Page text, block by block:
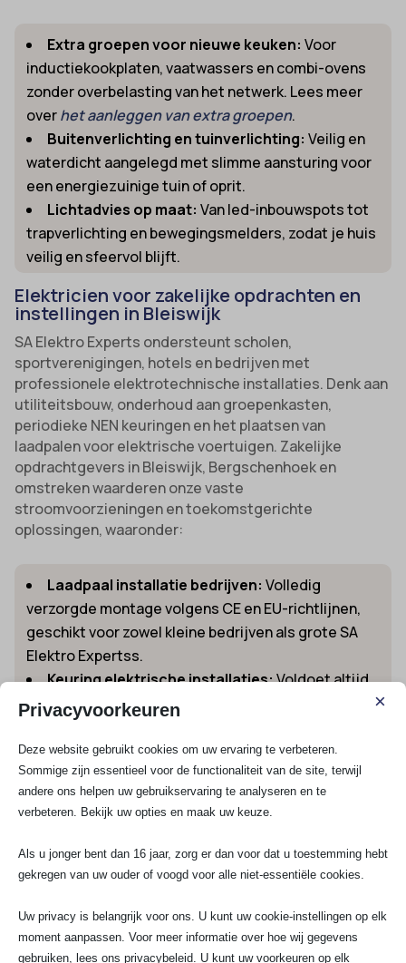
Extra groepen voor nieuwe keuken: Voor
inductiekookplaten, vaatwassers en combi-ovens
zonder overbelasting van het netwerk. Lees meer
overhet aanleggen van extra groepen.
Buitenverlichting en tuinverlichting: Veilig en
waterdicht aangelegd met slimme aansturing voor
een energiezuinige tuin of oprit.
Lichtadvies op maat: Van led-inbouwspots tot
trapverlichting en bewegingsmelders, zodat je huis
veilig en sfeervol blijft.
Elektricien voor zakelijke opdrachten en
instellingen in Bleiswijk
SA Elektro Experts ondersteunt scholen,
sportverenigingen, hotels en bedrijven met
professionele elektrotechnische installaties. Denk aan
utiliteitsbouw, onderhoud aan groepenkasten,
periodieke NEN keuringen en het plaatsen van
laadpalen voor elektrische voertuigen. Zakelijke
opdrachtgevers in Bleiswijk, Bergschenhoek en
omstreken waarderen onze vaste
stroomvoorzieningen en toekomstgerichte
oplossingen, waaronder:
Laadpaal installatie bedrijven: Volledig
verzorgde montage volgens CE en EU-richtlijnen,
geschikt voor zowel kleine bedrijven als grote SA
Elektro Expertss.
Keuring elektrische installaties:Voldoet altijd
aan de wettelijke vereisten, met rapportage voor
VvE’s, agrarisch ondernemers of retail.
Elektra renovatie en uitbreiding:Op maat
gemaakte stroompunten, ledverlichting en
netwerkaansluitingen in kantoorpanden en
werkplaatsen.
Voor direct hulp of een scherpe prijsopgave kun jesnel
een helder advies en offerte aanvragenvia onze
7503681 of mail info@saelektroexperts.nl. Ontdek hoe
wij als elektricien Bleiswijk jouw project snel en veilig
Privacyvoorkeuren ×
Deze website gebruikt cookies om uw ervaring te verbeteren.
Sommige zijn essentieel voor de functionaliteit van de site, terwijl
andere ons helpen uw gebruikservaring te analyseren en te
verbeteren. Bekijk uw opties en maak uw keuze.
Als u jonger bent dan 16 jaar, zorg er dan voor dat u toestemming hebt
gekregen van uw ouder of voogd voor alle niet-essentiële cookies.
Uw privacy is belangrijk voor ons. U kunt uw cookie-instellingen op elk
moment aanpassen. Voor meer informatie over hoe wij gegevens
gebruiken, lees ons privacybeleid. U kunt uw voorkeuren op elk